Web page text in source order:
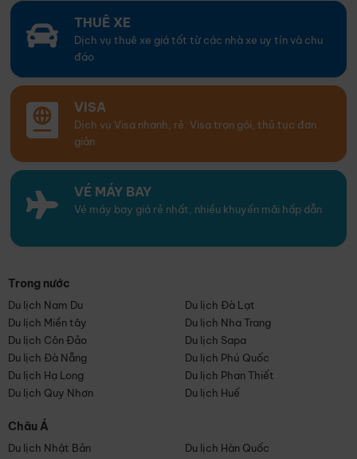
THUÊ XE
Dịch vụ thuê xe giá tốt từ các nhà xe uy tín và chu
đáo
VISA
Dịch vụ Visa nhanh, rẻ. Visa trọn gói, thủ tục đơn
giản
VÉ MÁY BAY
Vé máy bay giá rẻ nhất, nhiều khuyến mãi hấp dẫn
Trong nước
Du lịch Nam Du
Du lịch Đà Lạt
Du lịch Miền tây
Du lịch Nha Trang
Du lịch Côn Đảo
Du lịch Sapa
Du lịch Đà Nẵng
Du lịch Phú Quốc
Du lịch Hạ Long
Du lịch Phan Thiết
Du lịch Quy Nhơn
Du lịch Huế
Châu Á
Du lịch Nhật Bản
Du lịch Hàn Quốc